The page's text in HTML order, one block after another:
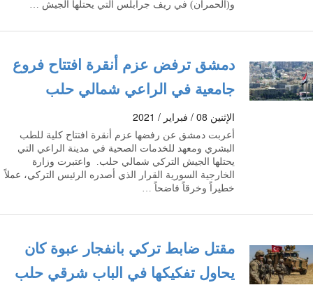
و(الحمران) في ريف جرابلس التي يحتلها الجيش …
دمشق ترفض عزم أنقرة افتتاح فروع
جامعية في الراعي شمالي حلب
الإثنين 08 / فبراير / 2021
أعربت دمشق عن رفضها عزم أنقرة افتتاح كلية للطب
البشري ومعهد للخدمات الصحية في مدينة الراعي التي
يحتلها الجيش التركي شمالي حلب. واعتبرت وزارة
الخارجية السورية القرار الذي أصدره الرئيس التركي، عملاً
خطيراً وخرقاً فاضحاً …
مقتل ضابط تركي بانفجار عبوة كان
يحاول تفكيكها في الباب شرقي حلب